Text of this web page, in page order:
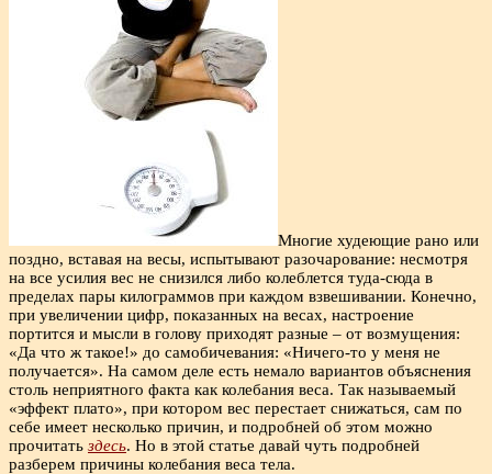
Многие худеющие рано или
поздно, вставая на весы, испытывают разочарование: несмотря
на все усилия вес не снизился либо колеблется туда-сюда в
пределах пары килограммов при каждом взвешивании. Конечно,
при увеличении цифр, показанных на весах, настроение
портится и мысли в голову приходят разные – от возмущения:
«Да что ж такое!» до самобичевания: «Ничего-то у меня не
получается». На самом деле есть немало вариантов объяснения
столь неприятного факта как колебания веса. Так называемый
«эффект плато», при котором вес перестает снижаться, сам по
себе имеет несколько причин, и подробней об этом можно
прочитать здесь. Но в этой статье давай чуть подробней
разберем причины колебания веса тела.